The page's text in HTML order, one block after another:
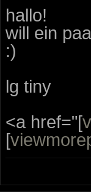
hallo!
will ein
:)
lg tiny
<a href="[
[